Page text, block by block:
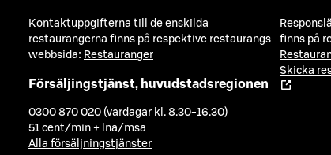
Kontaktuppgifterna till de enskilda
restaurangerna finns på respektive restaurangs
webbsida: Restauranger
Försäljingstjänst, huvudstadsregionen
0300 870 020 (vardagar kl. 8.30-16.30)
51 cent/min + lna/msa
Alla försäljningstjänster
finns på
Skicka